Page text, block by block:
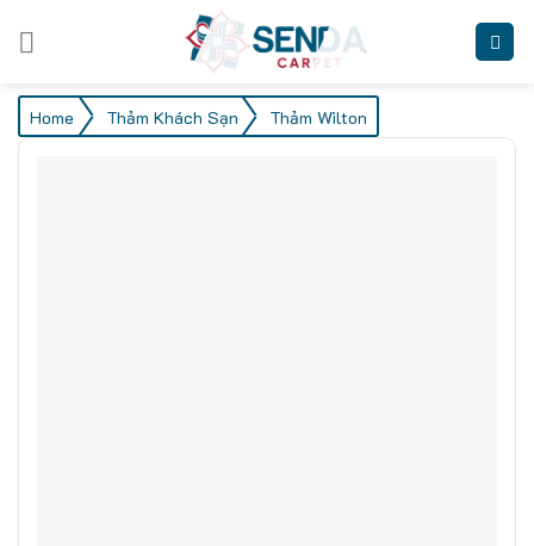
Home / Thảm Khách Sạn / Thảm Wilton